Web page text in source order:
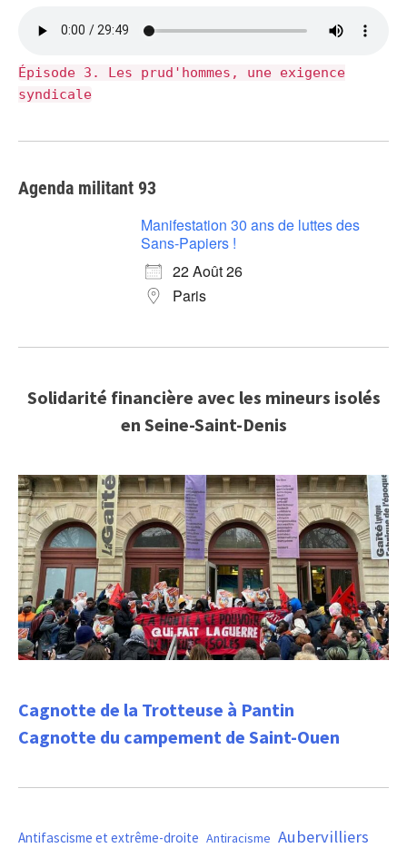
Épisode 3. Les prud'hommes, une exigence
syndicale
Agenda militant 93
Manifestation 30 ans de luttes des
Sans-Papiers !
22 Août 26
Paris
Solidarité financière avec les mineurs isolés
en Seine-Saint-Denis
Cagnotte de la Trotteuse à Pantin
Cagnotte du campement de Saint-Ouen
Antifascisme et extrême-droite Antiracisme Aubervilliers